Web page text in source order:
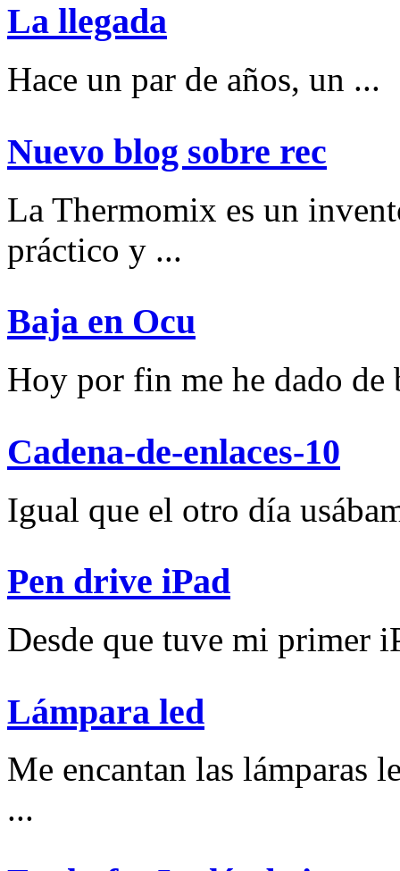
La llegada
Hace un par de años, un ...
Nuevo blog sobre rec
La Thermomix es un
práctico y ...
Baja en Ocu
Hoy por fin me he dado de
Cadena-de-enlaces-10
Igual que el otro día
Pen drive iPad
Desde que tuve mi primer
Lámpara led
Me encantan las lámparas
...